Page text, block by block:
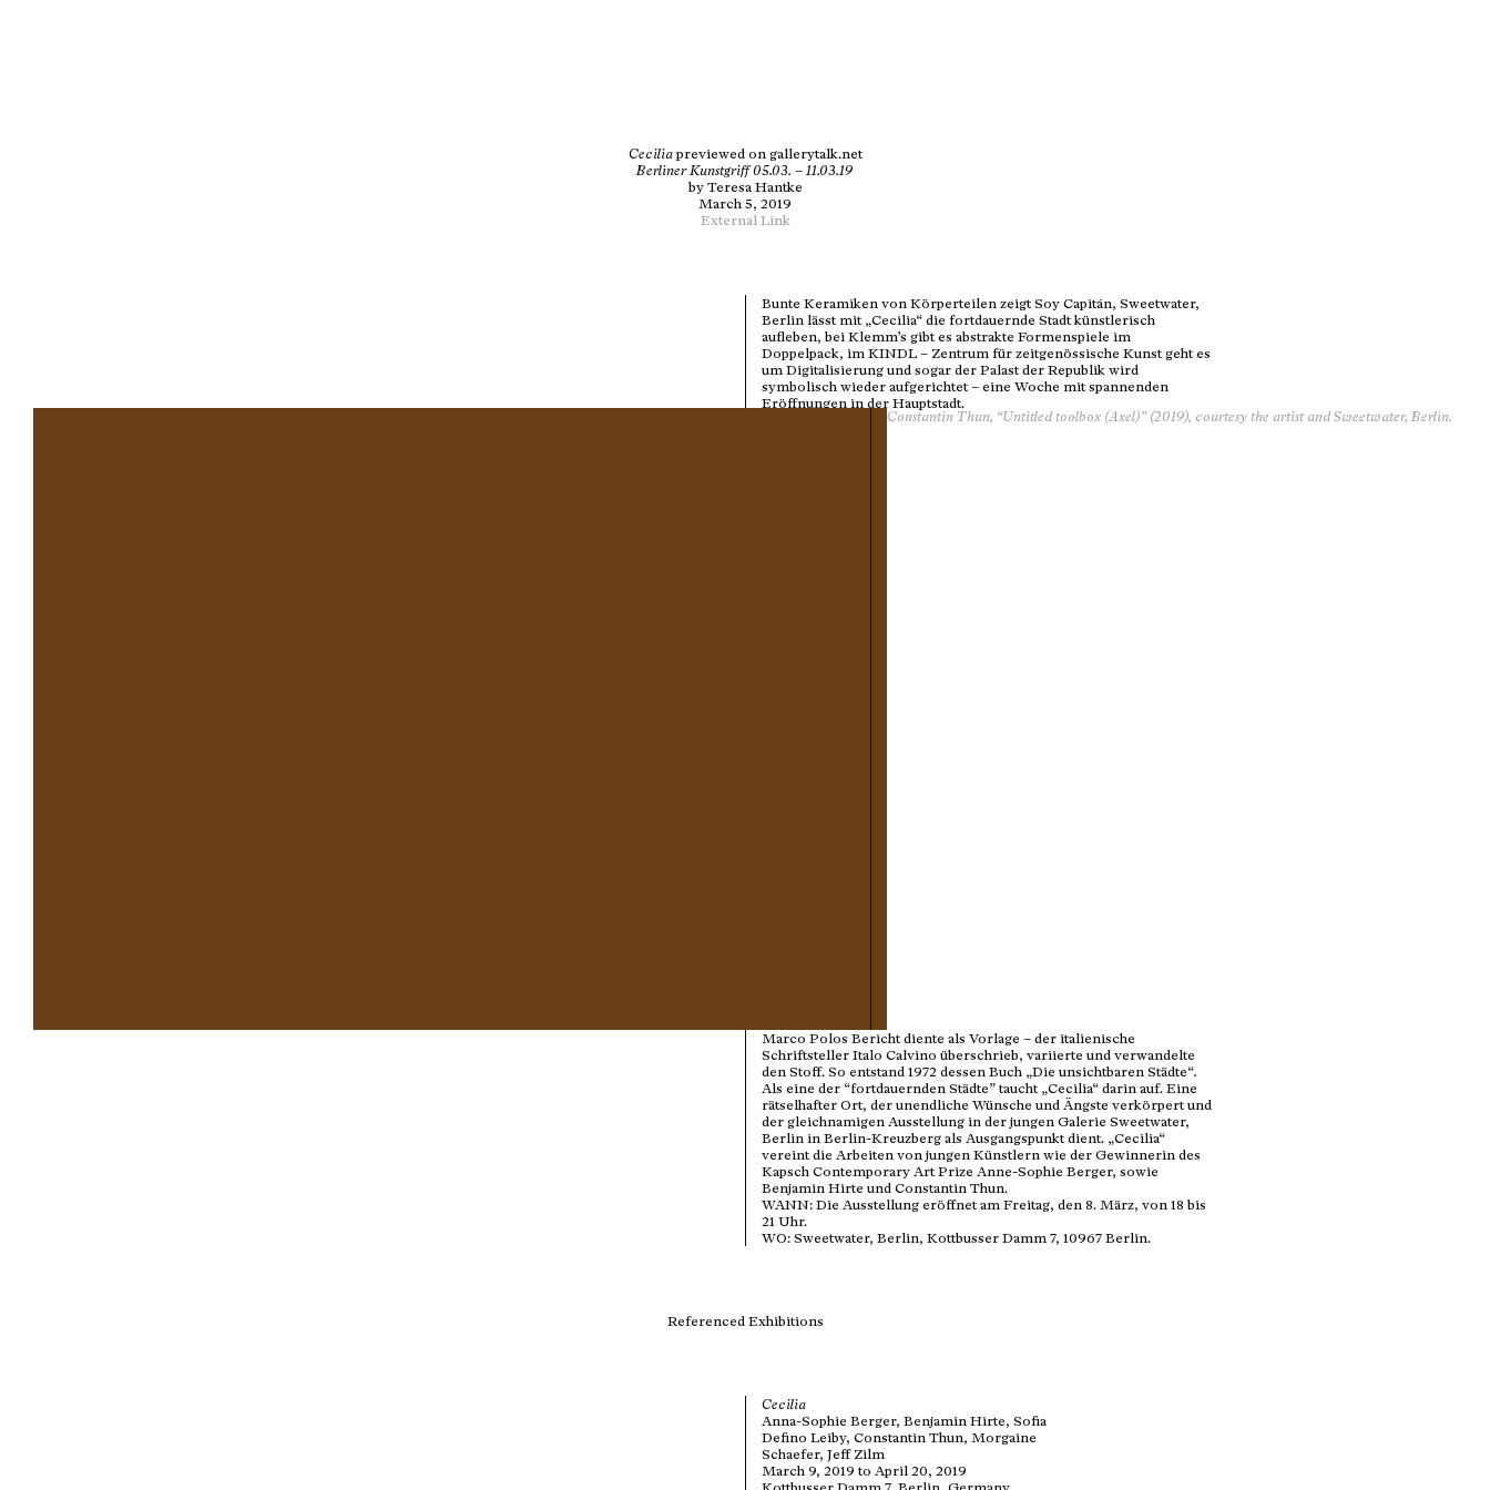
Ceciliapreviewed on gallerytalk.net
Berliner Kunstgriff 05.03. – 11.03.19
by Teresa Hantke
March 5, 2019
External Link
Bunte Keramiken von Körperteilen zeigt Soy Capitán, Sweetwater,
Berlin lässt mit „Cecilia“ die fortdauernde Stadt künstlerisch
aufleben, bei Klemm’s gibt es abstrakte Formenspiele im
Doppelpack, im KINDL – Zentrum für zeitgenössische Kunst geht es
um Digitalisierung und sogar der Palast der Republik wird
symbolisch wieder aufgerichtet – eine Woche mit spannenden
Eröffnungen in der Hauptstadt.
Constantin Thun, “Untitled toolbox (Axel)” (2019), courtesy the artist and Sweetwater, Berlin.
Marco Polos Bericht diente als Vorlage – der italienische
Schriftsteller Italo Calvino überschrieb, variierte und verwandelte
den Stoff. So entstand 1972 dessen Buch „Die unsichtbaren Städte“.
Als eine der “fortdauernden Städte” taucht „Cecilia“ darin auf. Eine
rätselhafter Ort, der unendliche Wünsche und Ängste verkörpert und
der gleichnamigen Ausstellung in der jungen Galerie Sweetwater,
Berlin in Berlin-Kreuzberg als Ausgangspunkt dient. „Cecilia“
vereint die Arbeiten von jungen Künstlern wie der Gewinnerin des
Kapsch Contemporary Art Prize Anne-Sophie Berger, sowie
Benjamin Hirte und Constantin Thun.
WANN: Die Ausstellung eröffnet am Freitag, den 8. März, von 18 bis
21 Uhr.
WO: Sweetwater, Berlin, Kottbusser Damm 7, 10967 Berlin.
Referenced Exhibitions
Cecilia
Anna-Sophie Berger, Benjamin Hirte, Sofia
Defino Leiby, Constantin Thun, Morgaine
Schaefer, Jeff Zilm
March 9, 2019 to April 20, 2019